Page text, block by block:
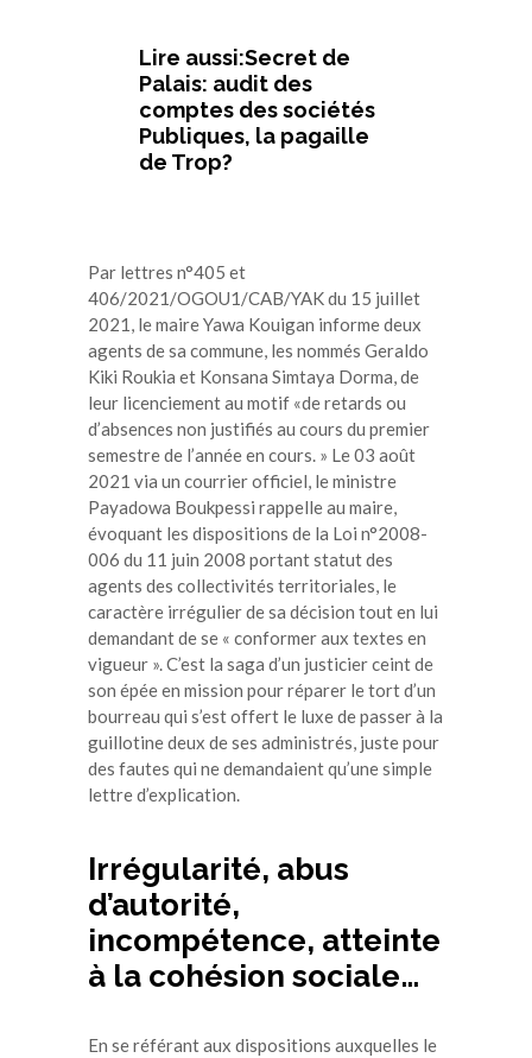
Lire aussi:Secret de
Palais: audit des
comptes des sociétés
Publiques, la pagaille
de Trop?
Par lettres n°405 et
406/2021/OGOU1/CAB/YAK du 15 juillet
2021, le maire Yawa Kouigan informe deux
agents de sa commune, les nommés Geraldo
Kiki Roukia et Konsana Simtaya Dorma, de
leur licenciement au motif «de retards ou
d’absences non justifiés au cours du premier
semestre de l’année en cours. » Le 03 août
2021 via un courrier officiel, le ministre
Payadowa Boukpessi rappelle au maire,
évoquant les dispositions de la Loi n°2008-
006 du 11 juin 2008 portant statut des
agents des collectivités territoriales, le
caractère irrégulier de sa décision tout en lui
demandant de se « conformer aux textes en
vigueur ». C’est la saga d’un justicier ceint de
son épée en mission pour réparer le tort d’un
bourreau qui s’est offert le luxe de passer à la
guillotine deux de ses administrés, juste pour
des fautes qui ne demandaient qu’une simple
lettre d’explication.
Irrégularité, abus
d’autorité,
incompétence, atteinte
à la cohésion sociale…
En se référant aux dispositions auxquelles le